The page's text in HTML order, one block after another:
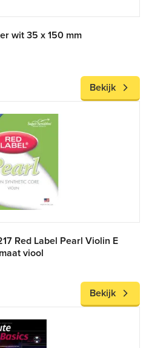
wit 35 x 150 mm
Bekijk
Red Label Pearl Violin E
viool
Bekijk